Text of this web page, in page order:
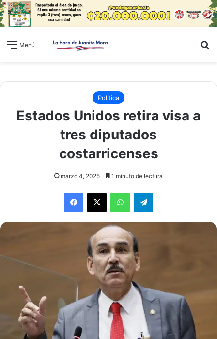
Menú
Política
Estados Unidos retira visa a
tres diputados
costarricenses
marzo 4, 2025 1 minuto de lectura
WhatsAppTelegram